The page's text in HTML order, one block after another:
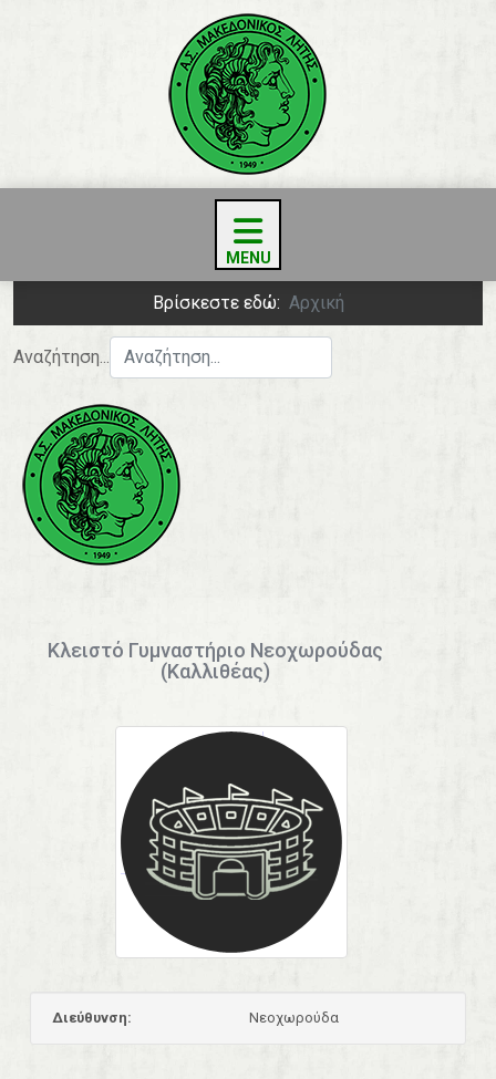
Βρίσκεστε εδώ: Αρχική
Αναζήτηση...
Κλειστό Γυμναστήριο Νεοχωρούδας
(Καλλιθέας)
Διεύθυνση: Νεοχωρούδα